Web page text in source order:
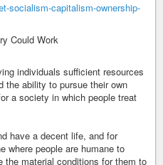
socialism-capitalism-ownership-
Could Work
individuals sufficient resources
the ability to pursue their own
a society in which people treat
have a decent life, and for
where people are humane to
the material conditions for them to